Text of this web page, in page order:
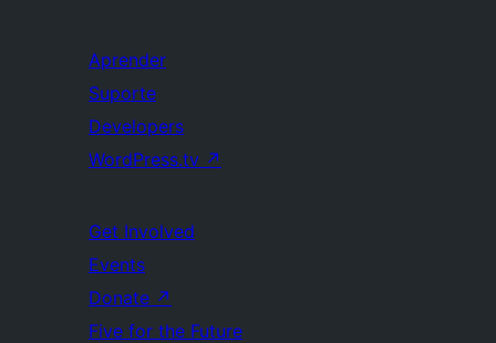
Aprender
Suporte
Developers
WordPress.tv ↗
Get Involved
Events
Donate ↗
Five for the Future